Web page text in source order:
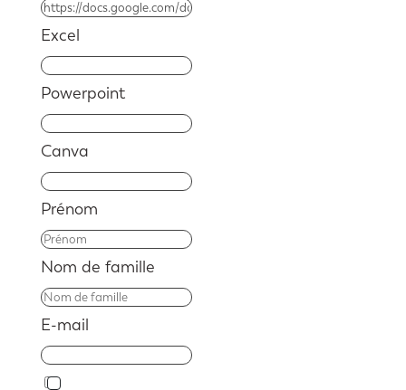
Excel
Powerpoint
Canva
Prénom
Nom de famille
E-mail